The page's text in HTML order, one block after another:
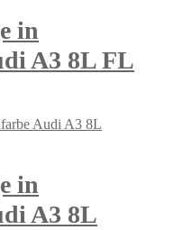
in
A3 8L FL
in
A3 8L